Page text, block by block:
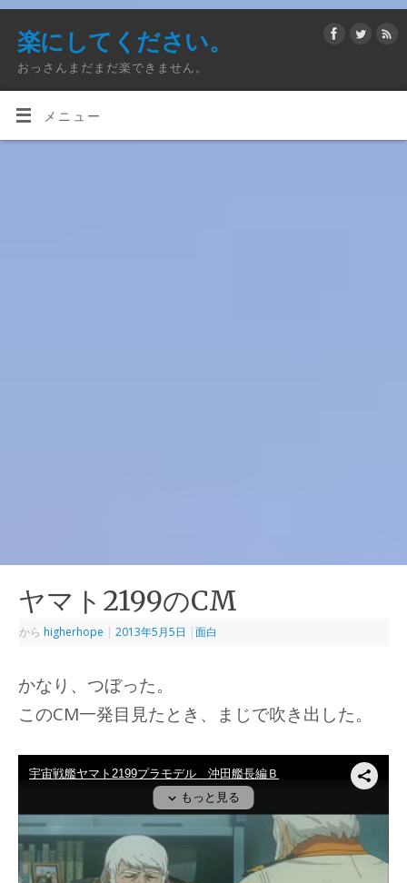
楽にしてください。
おっさんまだまだ楽できません。
メニュー
ヤマト2199のCM
から higherhope | 2013年5月5日 |面白
かなり、つぼった。
このCM一発目見たとき、まじで吹き出した。